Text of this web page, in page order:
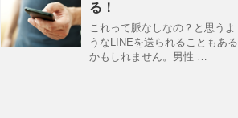
る！
これって脈なしなの？と思うよ
うなLINEを送られることもある
かもしれません。男性 …